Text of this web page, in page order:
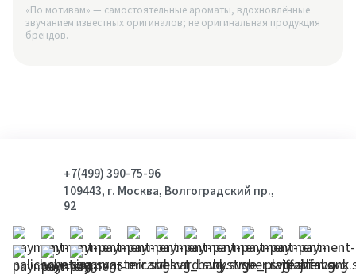
«По мотивам» — самостоятельные ароматы, вдохновлённые
звучанием известных оригиналов; не оригинальная продукция
брендов.
+7(499) 390-75-96
109443, г. Москва, Волгоградский пр.,
92